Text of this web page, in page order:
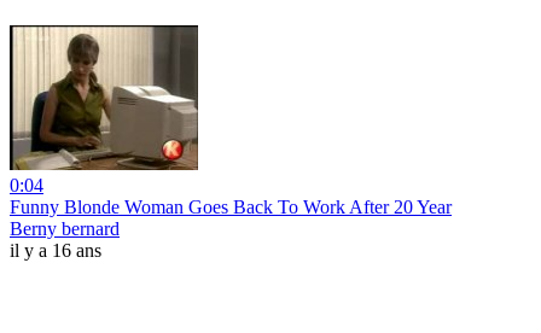
0:04
Funny Blonde Woman Goes Back To Work After 20 Year
Berny bernard
il y a 16 ans